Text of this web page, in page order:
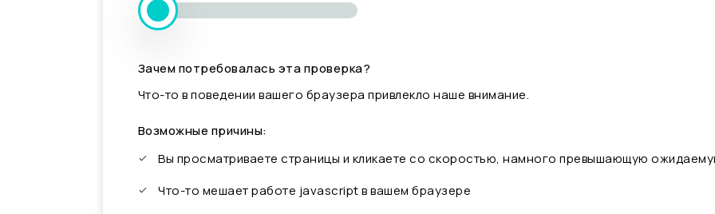
Зачем потребовалась эта проверка?
Что-то в поведении вашего браузера привлекло наше внимание.
Возможные причины:
Вы просматриваете страницы и кликаете со скоростью, намного превышающую
Что-то мешает работе javascript в вашем браузере